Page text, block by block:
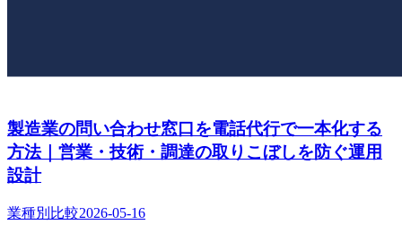
製造業の問い合わせ窓口を電話代行で一本化する
方法｜営業・技術・調達の取りこぼしを防ぐ運用
設計
業種別比較2026-05-16